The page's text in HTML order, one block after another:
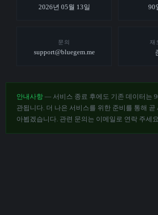
2026년 05월 13일 90
문의
support@bluegem.me
재
안내사항 — 서비스 종료 후에도 기존 데이터는
관됩니다. 더 나은 서비스를 위한 준비를 통해
아뵙겠습니다. 관련 문의는 이메일로 연락 주세